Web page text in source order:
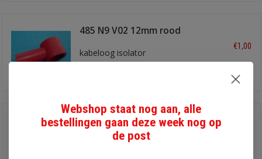
485 N9 V02 12mm rood
kabeloog isolator
€1,00
485 N9 V14 12mm
zwart
kabeloog isolator
Webshop staat nog aan, alle
bestellingen gaan deze week nog op
de post